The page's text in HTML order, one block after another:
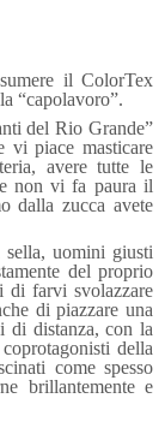
il ColorTex
“capolavoro”.
del Rio Grande”
vi piace masticare
avere tutte le
non vi fa paura il
dalla zucca avete
uomini giusti
del proprio
di farvi svolazzare
di piazzare una
di distanza, con la
della
come spesso
brillantemente e